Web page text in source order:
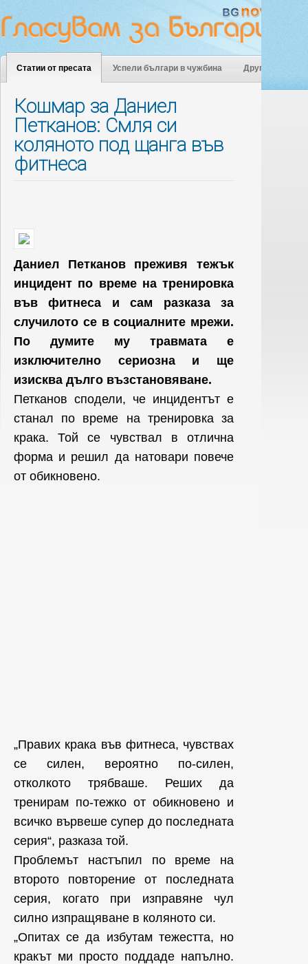
Статии от пресата Успели българи в чужбина Други
Кошмар за Даниел
Петканов: Смля си
коляното под щанга във
фитнеса
Даниел Петканов преживя тежък
инцидент по време на тренировка
във фитнеса и сам разказа за
случилото се в социалните мрежи.
По думите му травмата е
изключително сериозна и ще
изисква дълго възстановяване.
Петканов сподели, че инцидентът е
станал по време на тренировка за
крака. Той се чувствал в отлична
форма и решил да натовари повече
от обикновено.
„Правих крака във фитнеса, чувствах
се силен, вероятно по-силен,
отколкото трябваше. Реших да
тренирам по-тежко от обикновено и
всичко вървеше супер до последната
серия“, разказа той.
Проблемът настъпил по време на
второто повторение от последната
серия, когато при изправяне чул
силно изпращяване в коляното си.
„Опитах се да избутам тежестта, но
кракът ми просто поддаде напълно.